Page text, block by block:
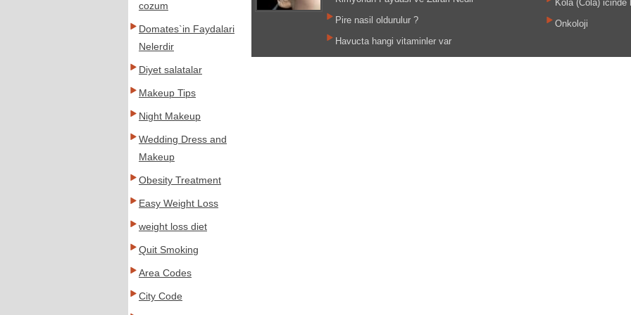
Pire nasil oldurulur ?
Havucta hangi vitaminler var
Kola (Cola) icinde
Onkoloji
cozum
Domates`in Faydalari
Nelerdir
Diyet salatalar
Makeup Tips
Night Makeup
Wedding Dress and
Makeup
Obesity Treatment
Easy Weight Loss
weight loss diet
Quit Smoking
Area Codes
City Code